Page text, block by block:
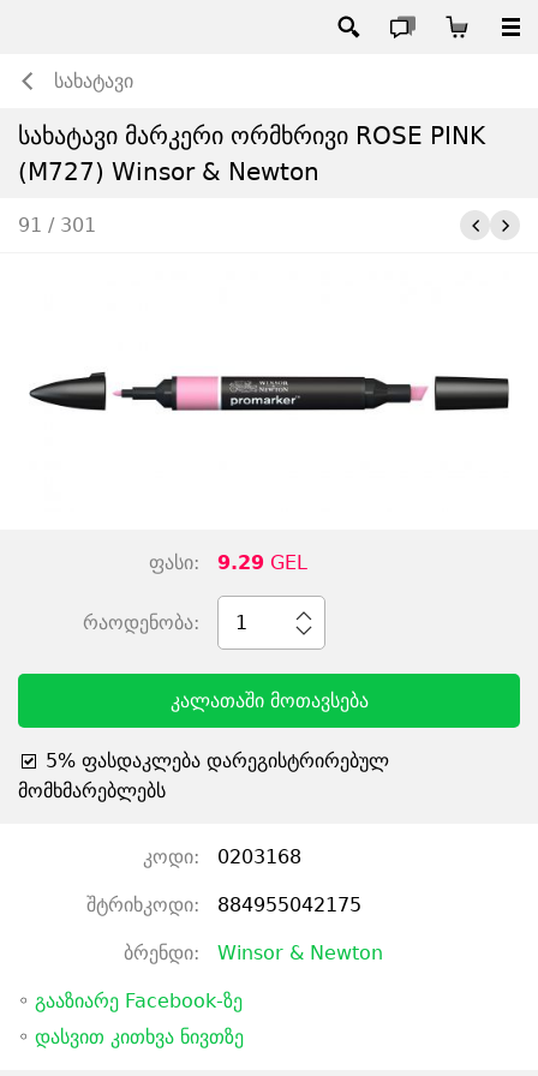
სახატავი
სახატავი მარკერი ორმხრივი ROSE PINK
(M727) Winsor & Newton
91 / 301
ფასი: 9.29 GEL
რაოდენობა: 1
კალათაში მოთავსება
5% ფასდაკლება დარეგისტრირებულ
მომხმარებლებს
კოდი: 0203168
შტრიხკოდი: 884955042175
ბრენდი: Winsor & Newton
◦ გააზიარე Facebook-ზე
◦ დასვით კითხვა ნივთზე